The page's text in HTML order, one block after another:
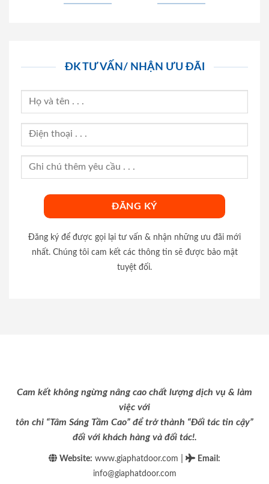
ĐK TƯ VẤN/ NHẬN ƯU ĐÃI
Đăng ký để được gọi lại tư vấn & nhận những ưu đãi mới
nhất. Chúng tôi cam kết các thông tin sẽ được bảo mật
tuyệt đối.
Cam kết không ngừng nâng cao chất lượng dịch vụ & làm
việc với
tôn chỉ “Tâm Sáng Tầm Cao” để trở thành “Đối tác tin cậy”
đối với khách hàng và đối tác!.
Website: www.giaphatdoor.com Email :
info@giaphatdoor.com